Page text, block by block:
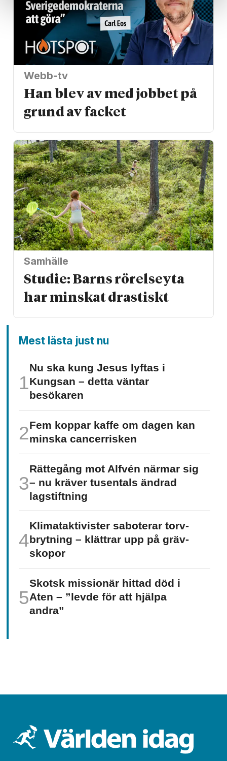
Webb-tv
Han blev av med jobbet på
grund av facket
Samhälle
Studie: Barns rörelseyta
har minskat drastiskt
Mest lästa just nu
Nu ska kung Jesus lyftas i
Kungsan – detta väntar
besökaren
Fem koppar kaffe om dagen kan
minska cancer­risken
Rättegång mot Alfvén närmar sig
– nu kräver tusentals ändrad
lagstiftning
Klimat­aktivister saboterar torv­
brytning – klättrar upp på gräv­
skopor
Skotsk missionär hittad död i
Aten – ”levde för att hjälpa
andra”